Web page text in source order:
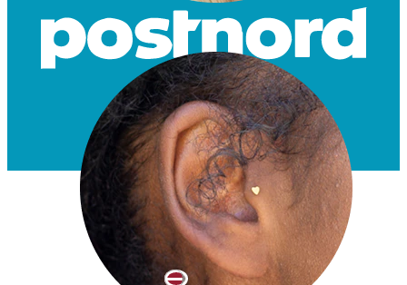
Helix
Latvia